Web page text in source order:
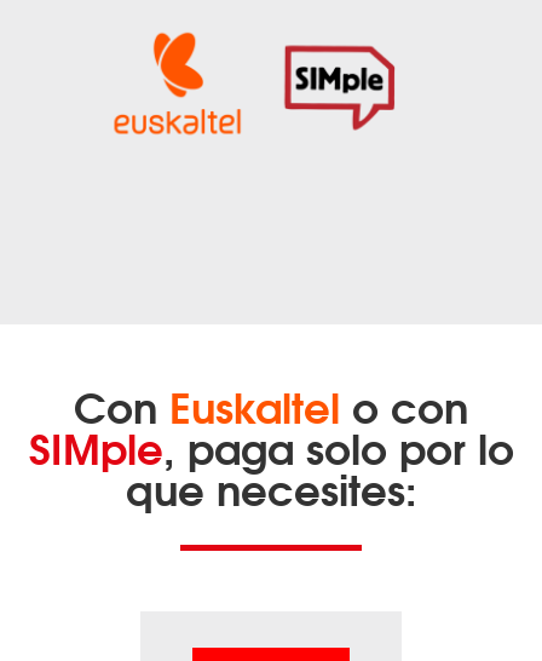
Con Euskaltel o con
SIMple, paga solo por lo
que necesites: